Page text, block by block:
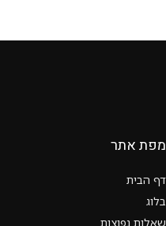
מפת אתר
דף הבית
בלוג
שאלות נפוצות